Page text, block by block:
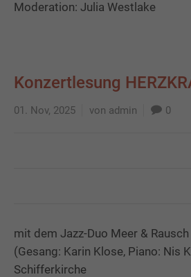
Moderation: Julia Westlake
Konzertlesung
01. Nov, 2025 von admin 0
mit dem Jazz-Duo Meer & Rausch
(Gesang: Karin Klose, Piano: Nis
Schifferkirche